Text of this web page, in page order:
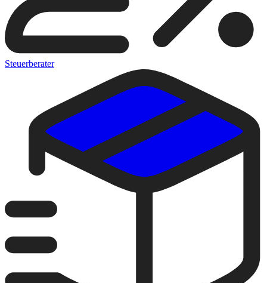
Steuerberater